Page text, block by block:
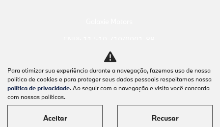
Desacelere. Seu bem maior é
a vida.
Para otimizar sua experiência durante a navegação, fazemos uso de nossa
política de cookies e para proteger seus dados pessoais respeitamos nossa
política de privacidade. Ao seguir com a navegação e visita você concorda
com nossas políticas.
Aceitar Recusar